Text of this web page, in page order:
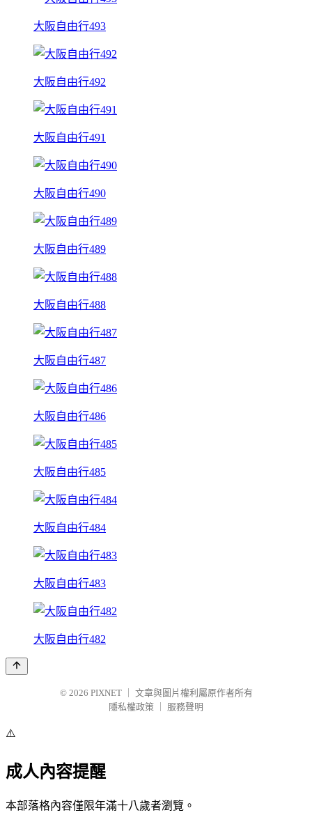
大阪自由行493
大阪自由行492
大阪自由行491
大阪自由行490
大阪自由行489
大阪自由行488
大阪自由行487
大阪自由行486
大阪自由行485
大阪自由行484
大阪自由行483
大阪自由行482
© 2026 PIXNET
文章與圖片權利屬原作者所有
隱私權政策
服務聲明
⚠️
成人內容提醒
本部落格內容僅限年滿十八歲者瀏覽。